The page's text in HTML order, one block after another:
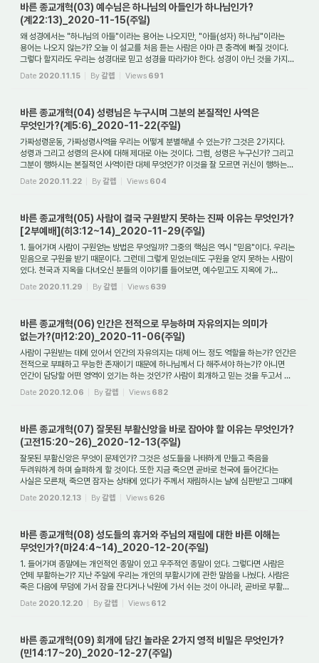
바른 종교개혁(03) 예수님은 하나님의 아들인가 하나님인가?
(계22:13)_2020-11-15(주일)
왜 성경에서는 "하나님의 아들"이라는 용어는 나오지만, "아들(성자) 하나님"이라는
용어는 나오지 않는가? 오늘 이 설교를 처음 듣는 사람은 아마 큰 충격에 빠질 것이다.
그렇다 할지라도 우리는 성경대로 믿고 성경을 따라가야 한다. 성경이 아닌 것을 가지...
Date 2020.11.15 By갈렙 Views 691
바른 종교개혁(04) 성령님은 누구시며 그분의 본질적인 사역은
무엇인가?(계5:6)_2020-11-22(주일)
가짜성령운동, 가짜성령사역을 우리는 어떻게 분별해낼 수 있는가? 그것은 2가지다.
성령과 그리고 성령의 은사에 대해 제대로 아는 것이다. 그럼, 성령은 누구신가? 그리고
그분이 행하시는 본질적인 사역이란 대체 무엇인가? 이것을 잘 모르면 귀신이 행하는...
Date 2020.11.22 By갈렙 Views 604
바른 종교개혁(05) 사람이 결국 구원받지 못하는 진짜 이유는 무엇인가?
[2부예배](히3:12~14)_2020-11-29(주일)
1. 들어가며 사람이 구원얻는 방법은 무엇일까? 그중의 핵심은 역시 "믿음"이다. 우리는
믿음으로 구원을 받기 때문이다. 그런데 그렇게 믿었는데도 구원을 얻지 못하는 사람이
있다. 천국과 지옥을 다녀오신 분들의 이야기를 들어보면, 예수믿고도 지옥에 가...
Date 2020.11.29 By갈렙 Views 639
바른 종교개혁(06) 인간은 전적으로 무능하며 자유의지는 의미가
없는가?(마12:20)_2020-11-06(주일)
사람이 구원받는 데에 있어서 인간의 자유의지는 대체 어느 정도 역할을 하는가? 인간은
전적으로 부패하고 무능한 존재이기 때문에 하나님께서 다 해주셔야 하는가? 아니면
인간이 담당할 어떤 영역이 있기는 하는 것인가? 사람이 회개하고 믿는 것을 두고서 ...
Date 2020.12.06 By갈렙 Views 682
바른 종교개혁(07) 잘못된 부활신앙을 바로 잡아야 할 이유는 무엇인가?
(고전15:20~26)_2020-12-13(주일)
잘못된 부활신앙은 무엇이 문제인가? 그것은 성도들을 나태하게 만들고 죽음을
두려워하게 하며 슬퍼하게 할 것이다. 또한 지금 죽으면 곧바로 천국에 들어간다는
사실은 모른채, 죽으면 잠자는 상태에 있다가 주께서 재림하시는 날에 심판받고 그때에
Date 2020.12.13 By갈렙 Views 626
바른 종교개혁(08) 성도들의 휴거와 주님의 재림에 대한 바른 이해는
무엇인가?(마24:4~14)_2020-12-20(주일)
1. 들어가며 종말에는 개인적인 종말이 있고 우주적인 종말이 있다. 그렇다면 사람은
언제 부활하는가? 지난 주일에 우리는 개인의 부활시기에 관한 말씀을 나눴다. 사람은
죽은 다음에 무덤에 가서 잠을 잔다거나 낙원에 가서 쉬는 것이 아니라, 곧바로 부활...
Date 2020.12.20 By갈렙 Views 612
바른 종교개혁(09) 회개에 담긴 놀라운 2가지 영적 비밀은 무엇인가?
(민14:17~20)_2020-12-27(주일)